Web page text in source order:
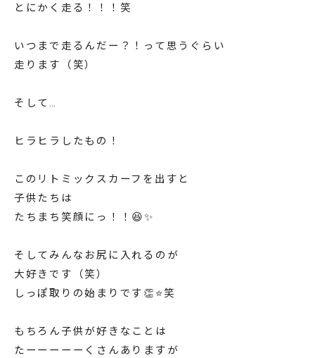
とにかく走る！！！笑
いつまで走るんだー？！って思うぐらい
走ります（笑）
そして…
ヒラヒラしたもの！
このリトミックスカーフを出すと
子供たちは
たちまち笑顔にっ！！😆✨
そしてみんなお尻に入れるのが
大好きです（笑）
しっぽ取りの始まりです👏⭐️笑
もちろん子供が好きなことは
たーーーーーくさんありますが